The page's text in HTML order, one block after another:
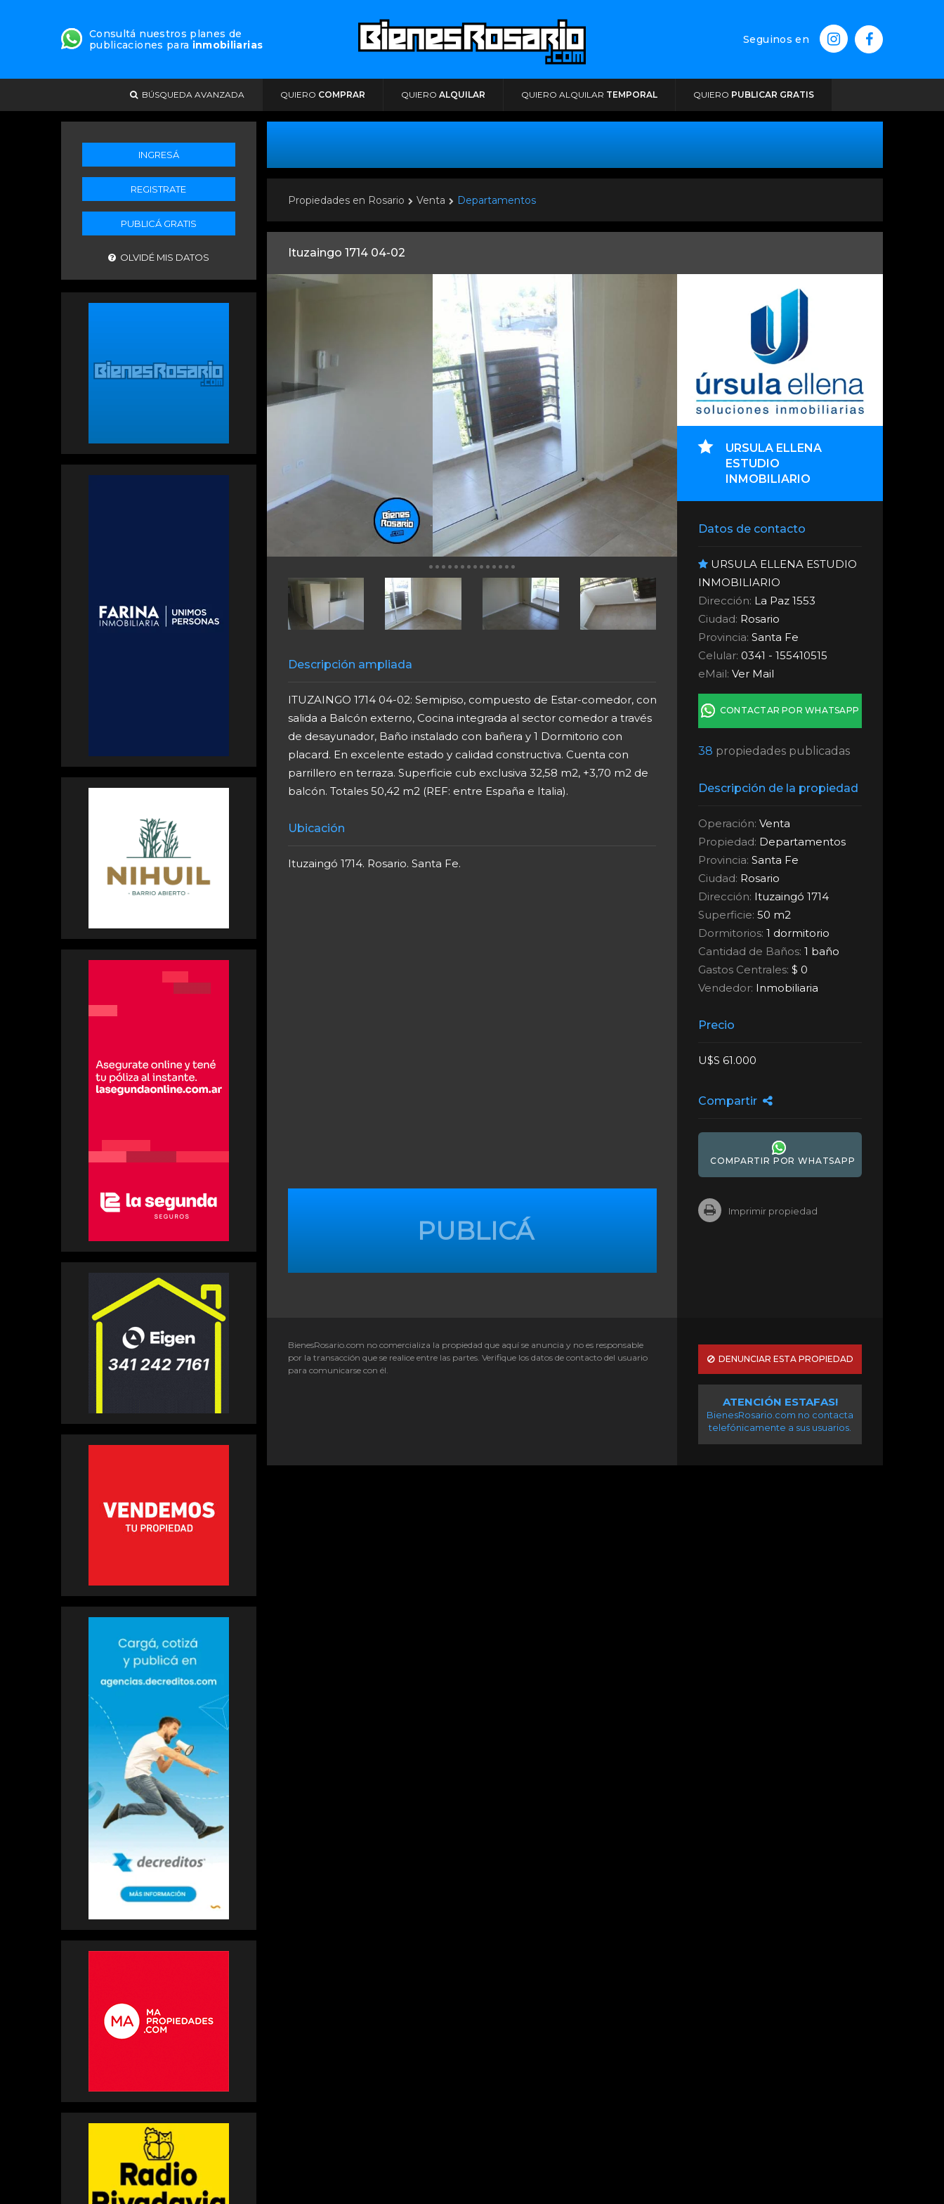
Consultá nuestros planes de
publicaciones para inmobiliarias Seguinos en
BÚSQUEDA AVANZADA QUIERO COMPRAR QUIERO ALQUILAR QUIERO ALQUILAR TEMPORAL QUIERO PUBLICAR GRATIS
INGRESÁ
REGISTRATE
PUBLICÁ GRATIS
OLVIDÉ MIS DATOS
Propiedades en Rosario Venta Departamentos
Ituzaingo 1714 04-02
Descripción ampliada
ITUZAINGO 1714 04-02: Semipiso, compuesto de Estar-comedor, con
salida a Balcón externo, Cocina integrada al sector comedor a través
de desayunador, Baño instalado con bañera y 1 Dormitorio con
placard. En excelente estado y calidad constructiva. Cuenta con
parrillero en terraza. Superficie cub exclusiva 32,58 m2, +3,70 m2 de
balcón. Totales 50,42 m2 (REF: entre España e Italia).
Ubicación
Ituzaingó 1714. Rosario. Santa Fe.
URSULA ELLENA
ESTUDIO
INMOBILIARIO
Datos de contacto
URSULA ELLENA ESTUDIO
INMOBILIARIO
Dirección: La Paz 1553
Ciudad: Rosario
Provincia:Santa Fe
Celular: 0341 - 155410515
eMail:Ver Mail
CONTACTAR POR WHATSAPP
38 propiedades publicadas
Descripción de la propiedad
Operación: Venta
Propiedad: Departamentos
Provincia: Santa Fe
Ciudad: Rosario
Dirección: Ituzaingó 1714
Superficie: 50 m2
Dormitorios: 1 dormitorio
Cantidad de Baños: 1 baño
Gastos Centrales: $ 0
Vendedor: Inmobiliaria
Precio
U$S 61.000
Compartir
COMPARTIR POR WHATSAPP
Imprimir propiedad
BienesRosario.com no comercializa la propiedad que aquí se anuncia y no es responsable
por la transacción que se realice entre las partes. Verifique los datos de contacto del usuario
para comunicarse con él.
DENUNCIAR ESTA PROPIEDAD
ATENCIÓN ESTAFAS!
BienesRosario.com no contacta
telefónicamente a sus usuarios.